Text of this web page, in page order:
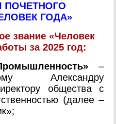
ПОЧЕТНОГО
ГОДА»
звание «Человек
за 2025 год:
–
Александру
общества с
(далее –